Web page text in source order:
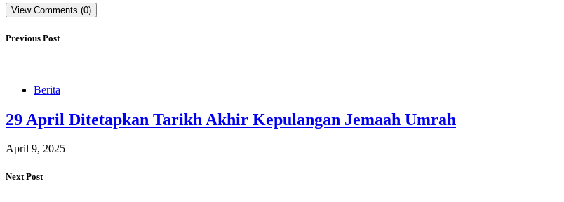
View Comments (0)
Previous Post
Berita
29 April Ditetapkan Tarikh Akhir Kepulangan Jemaah Umrah
April 9, 2025
Next Post